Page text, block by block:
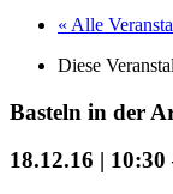
« Alle
Diese
Basteln in der
18.12.16 | 10:30